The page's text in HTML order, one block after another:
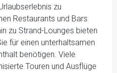
zu
Restaurants und Bars
zu Strand-Lounges bieten
für einen unterhaltsamen
benötigen. Viele
Touren und Ausflüge